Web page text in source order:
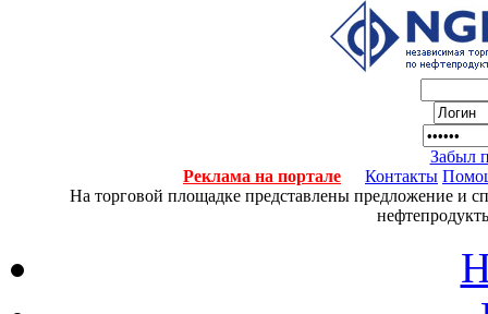
Забыл
Реклама на портале
Контакты
На торговой площадке представлены предложение и